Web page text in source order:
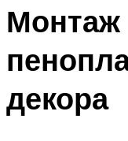
Монтаж
декора